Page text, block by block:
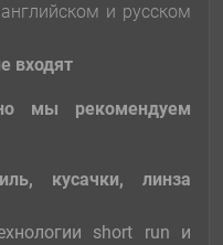
и русском
входят
мы рекомендуем
кусачки, линза
short run и